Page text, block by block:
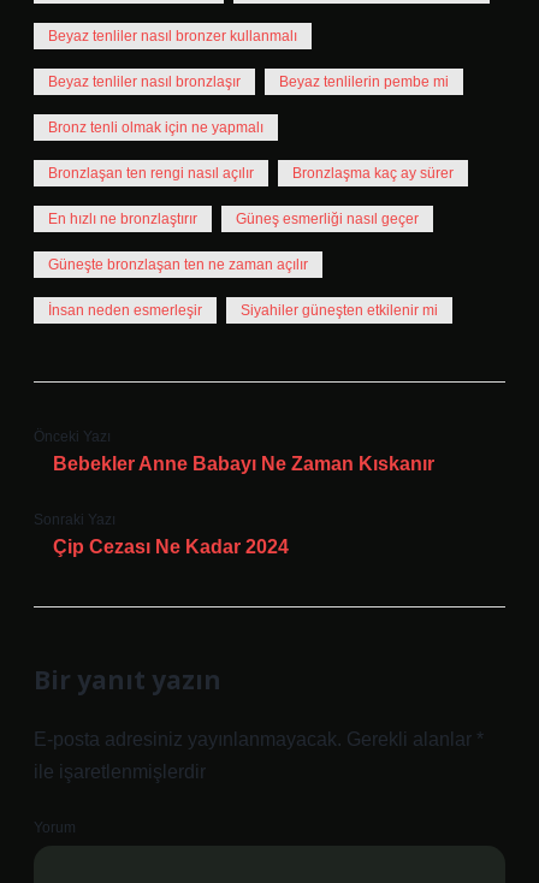
Beyaz tenliler nasıl bronzer kullanmalı
Beyaz tenliler nasıl bronzlaşır Beyaz tenlilerin pembe mi
Bronz tenli olmak için ne yapmalı
Bronzlaşan ten rengi nasıl açılır Bronzlaşma kaç ay sürer
En hızlı ne bronzlaştırır Güneş esmerliği nasıl geçer
Güneşte bronzlaşan ten ne zaman açılır
İnsan neden esmerleşir Siyahiler güneşten etkilenir mi
Önceki Yazı
Bebekler Anne Babayı Ne Zaman Kıskanır
Sonraki Yazı
Çip Cezası Ne Kadar 2024
Bir yanıt yazın
E-posta adresiniz yayınlanmayacak. Gerekli alanlar *
ile işaretlenmişlerdir
Yorum